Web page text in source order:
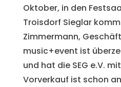
Oktober, in den
Troisdorf Sieglar
Zimmermann,
music+event ist
und hat die SEG e.V.
Vorverkauf ist schon